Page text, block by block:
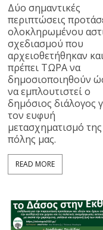
Δύο σημαντικές
περιπτώσεις
ολοκληρωμένου
σχεδιασμού που
αρχειοθετήθηκαν
πρέπει ΤΩΡΑ να
δημοσιοποιηθούν
να εμπλουτιστεί ο
δημόσιος διάλογος
τον ευφυή
μετασχηματισμό της
πόλης μας.
READ MORE